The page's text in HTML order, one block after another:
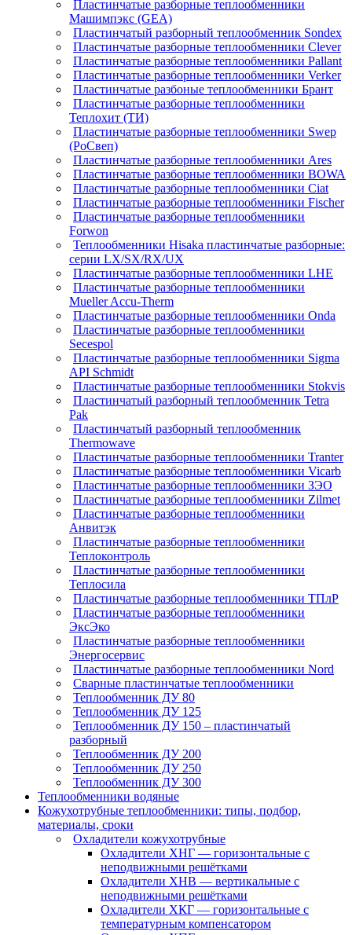
Пластинчатые разборные теплообменники
Машимпэкс (GEA)
Пластинчатый разборный теплообменник Sondex
Пластинчатые разборные теплообменники Clever
Пластинчатые разборные теплообменники Pallant
Пластинчатые разборные теплообменники Verker
Пластинчатые разбоные теплообменники Брант
Пластинчатые разборные теплообменники
Теплохит (ТИ)
Пластинчатые разборные теплообменники Swep
(РоСвеп)
Пластинчатые разборные теплообменники Ares
Пластинчатые разборные теплообменники BOWA
Пластинчатые разборные теплообменники Ciat
Пластинчатые разборные теплообменники Fischer
Пластинчатые разборные теплообменники
Forwon
Теплообменники Hisaka пластинчатые разборные:
серии LX/SX/RX/UX
Пластинчатые разборные теплообменники LHE
Пластинчатые разборные теплообменники
Mueller Accu-Therm
Пластинчатые разборные теплообменники Onda
Пластинчатые разборные теплообменники
Secespol
Пластинчатые разборные теплообменники Sigma
API Schmidt
Пластинчатые разборные теплообменники Stokvis
Пластинчатый разборный теплообменник Tetra
Pak
Пластинчатый разборный теплообменник
Thermowave
Пластинчатые разборные теплообменники Tranter
Пластинчатые разборные теплообменники Vicarb
Пластинчатые разборные теплообменники ЗЭО
Пластинчатые разборные теплообменники Zilmet
Пластинчатые разборные теплообменники
Анвитэк
Пластинчатые разборные теплообменники
Теплоконтроль
Пластинчатые разборные теплообменники
Теплосила
Пластинчатые разборные теплообменники ТПлР
Пластинчатые разборные теплообменники
ЭксЭко
Пластинчатые разборные теплообменники
Энергосервис
Пластинчатые разборные теплообменники Nord
Сварные пластинчатые теплообменники
Теплообменник ДУ 80
Теплообменник ДУ 125
Теплообменник ДУ 150 – пластинчатый
разборный
Теплообменник ДУ 200
Теплообменник ДУ 250
Теплообменник ДУ 300
Теплообменники водяные
Кожухотрубные теплообменники: типы, подбор,
материалы, сроки
Охладители кожухотрубные
Охладители ХНГ — горизонтальные с
неподвижными решётками
Охладители ХНВ — вертикальные с
неподвижными решётками
Охладители ХКГ — горизонтальные с
температурным компенсатором